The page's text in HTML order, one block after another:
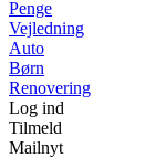
Penge
Vejledning
Auto
Børn
Renovering
Log ind
Tilmeld
Mailnyt